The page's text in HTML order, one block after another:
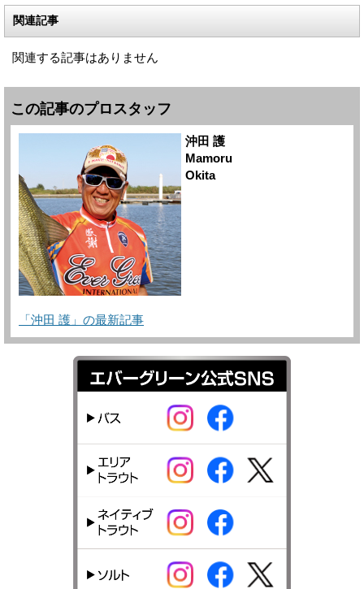
関連記事
関連する記事はありません
この記事のプロスタッフ
沖田 護
Mamoru
Okita
「沖田 護」の最新記事